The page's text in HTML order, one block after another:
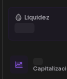
Liquidez